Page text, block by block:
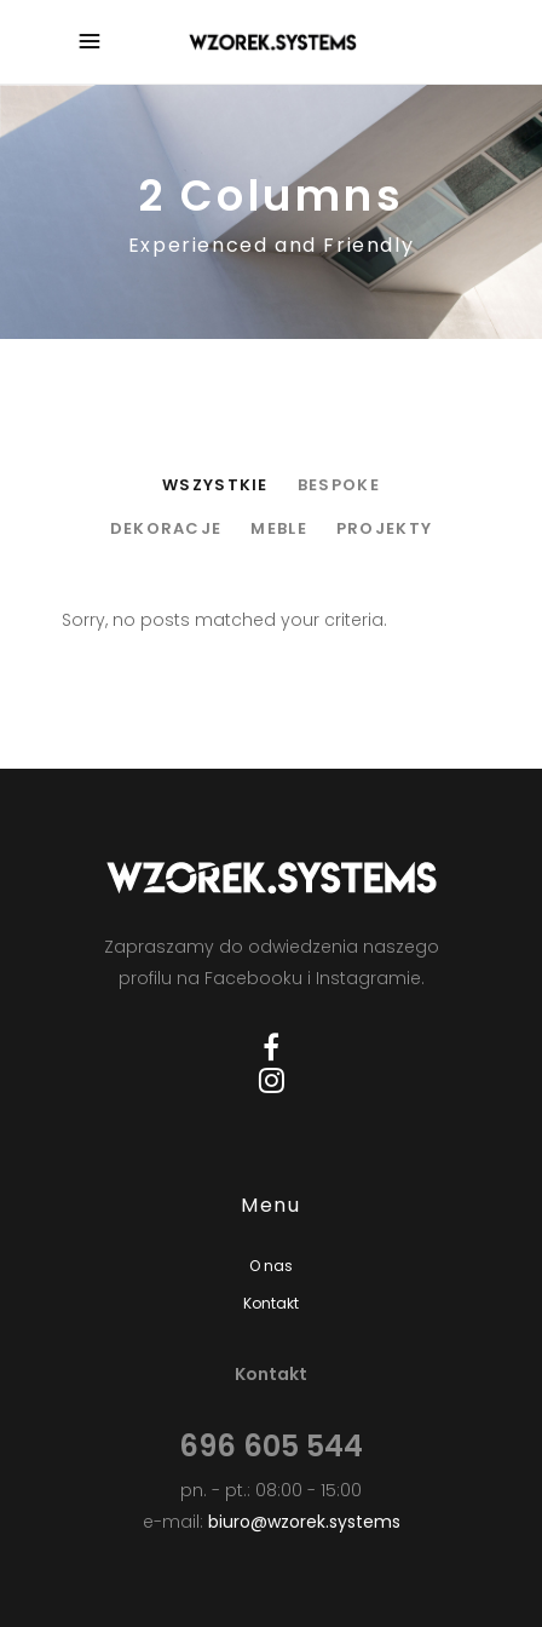
2 Columns
Experienced and Friendly
WSZYSTKIE
BESPOKE
DEKORACJE
MEBLE PROJEKTY
Sorry, no posts matched your criteria.
Zapraszamy do odwiedzenia naszego
profilu na Facebooku i Instagramie.
Menu
O nas
Kontakt
Kontakt
696 605 544
pn. - pt.: 08:00 - 15:00
e-mail: biuro@wzorek.systems